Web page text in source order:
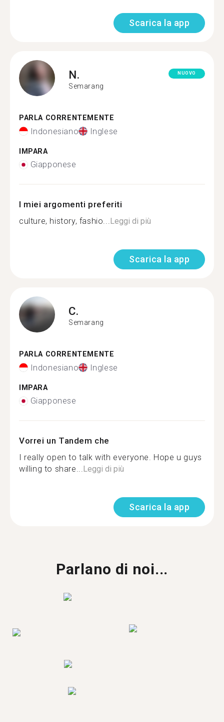
Scarica la app
N.
Semarang
NUOVO
PARLA CORRENTEMENTE
Indonesiano Inglese
IMPARA
Giapponese
I miei argomenti preferiti
culture, history, fashio...Leggi di più
Scarica la app
C.
Semarang
PARLA CORRENTEMENTE
Indonesiano Inglese
IMPARA
Giapponese
Vorrei un Tandem che
I really open to talk with everyone. Hope u guys
willing to share...Leggi di più
Scarica la app
Parlano di noi...